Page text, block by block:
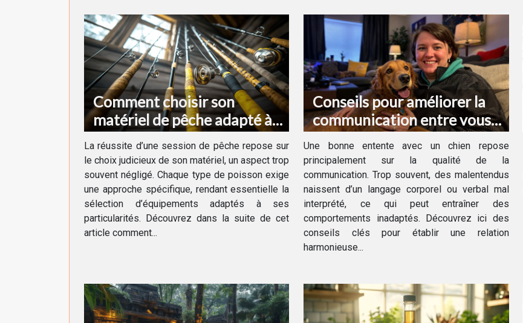
Comment choisir son
matériel de pêche adapté à
chaque type de poisson
La réussite d’une session de pêche repose sur
le choix judicieux de son matériel, un aspect trop
souvent négligé. Chaque type de poisson exige
une approche spécifique, rendant essentielle la
sélection d’équipements adaptés à ses
particularités. Découvrez dans la suite de cet
article comment...
Conseils pour améliorer la
communication entre vous
et votre chien
Une bonne entente avec un chien repose
principalement sur la qualité de la
communication. Trop souvent, des malentendus
naissent d’un langage corporel ou verbal mal
interprété, ce qui peut entraîner des
comportements inadaptés. Découvrez ici des
conseils clés pour établir une relation
harmonieuse...